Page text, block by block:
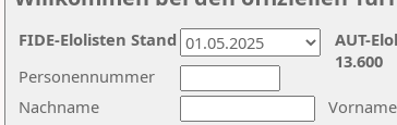
Nachname
Vorname
Personennummer
AUT-
13.600
FIDE-Elolisten Stand